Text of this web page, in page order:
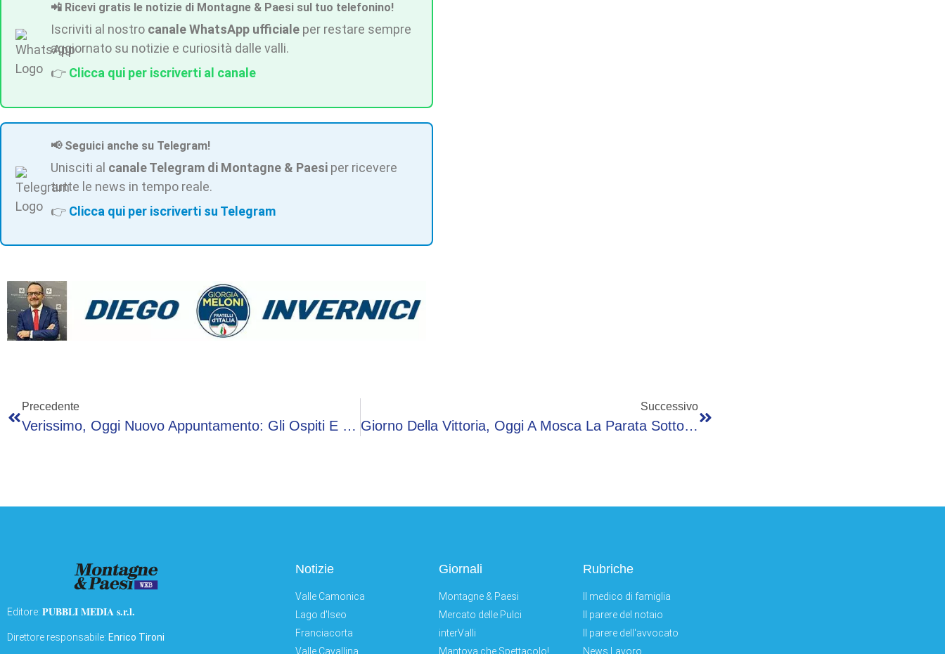
📲 Ricevi gratis le notizie di Montagne & Paesi sul tuo telefonino!
Iscriviti al nostro canale WhatsApp ufficiale per restare sempre
aggiornato su notizie e curiosità dalle valli.
👉 Clicca qui per iscriverti al canale
📢 Seguici anche su Telegram!
Unisciti al canale Telegram di Montagne & Paesi per ricevere
tutte le news in tempo reale.
👉 Clicca qui per iscriverti su Telegram
Precedente
Verissimo, Oggi Nuovo Appuntamento: Gli Ospiti E Le Interviste
Successivo
Giorno Della Vittoria, Oggi A Mosca La Parata Sottotono. Al Via Tregua Di Tre Giorni Con L’Ucraina
Editore: PUBBLI MEDIA s.r.l.
Direttore responsabile: Enrico Tironi
Notizie
Valle Camonica
Lago d'Iseo
Franciacorta
Valle Cavallina
Giornali
Montagne & Paesi
Mercato delle Pulci
interValli
Mantova che Spettacolo!
Rubriche
Il medico di famiglia
Il parere del notaio
Il parere dell'avvocato
News Lavoro